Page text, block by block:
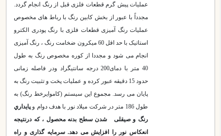
عملیات پیش گرم قطعات فلزی قبل از رنگ انجام گردد.
مجدداً با عبور از بخش کابین رنگ با رباط های مخصوص
عملیات رنگ آمیزی قطعات فلزی با رنگ پودری الکترو
استاتیک با حد اقل 60 میکرون ضخامت رنگ ، رنگ آمیزی
انجام می شود و مجددا از کوره مخصوص رنگ به طول
40 متر با دمای200 درجه سانتیگراد ودر فاصله زمانی
حدود 15 دقیقه عبور کرده و عملیات پخت و تثبیت رنگ به
پایان می رسد. مجموع این سیستم (کاموایرخط رنگ) به
طول 186 متر در شرکت میلاد نور با هدف دوام و
پايداري
رنگ و صیقلی شدن سطح بدنه محصول ، که درنتیجه
انعكاس نور را افزایش می دهد. سرمایه گذاری و راه